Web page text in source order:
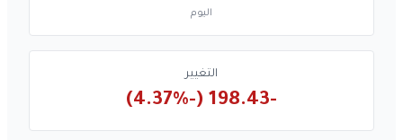
اليوم
التغيير
-198.43 (-4.37%)